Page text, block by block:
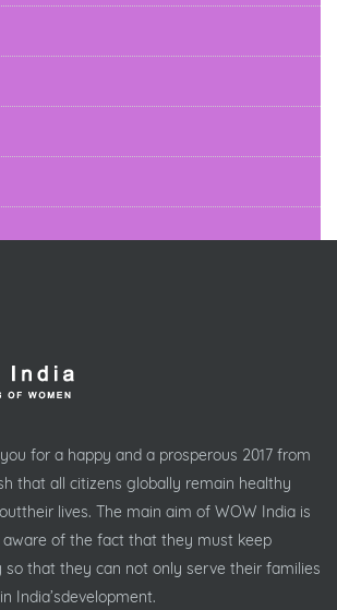
for a happy and a prosperous 2017 from
that all citizens globally remain healthy
lives. The main aim of WOW India is
of the fact that they must keep
so that they can not only serve their families
India’sdevelopment.